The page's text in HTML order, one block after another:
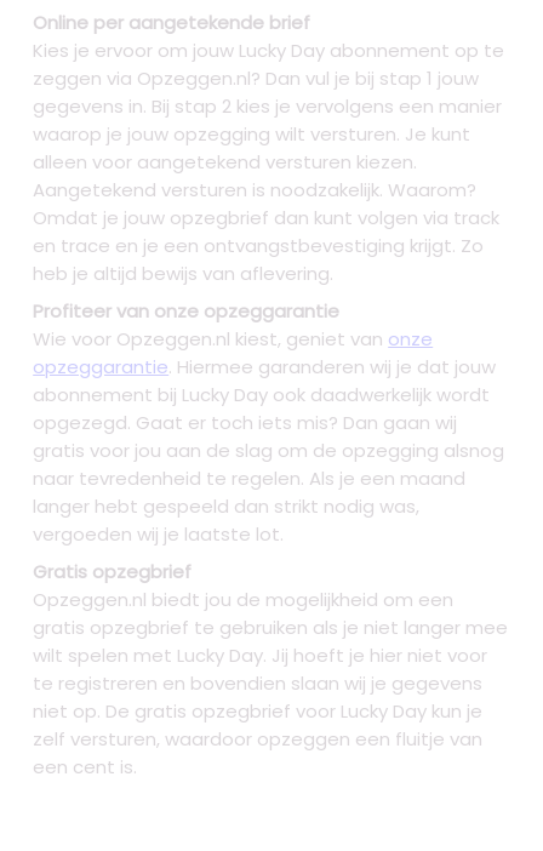
Online per aangetekende brief
Kies je ervoor om jouw Lucky Day abonnement op te
zeggen via Opzeggen.nl? Dan vul je bij stap 1 jouw
gegevens in. Bij stap 2 kies je vervolgens een manier
waarop je jouw opzegging wilt versturen. Je kunt
alleen voor aangetekend versturen kiezen.
Aangetekend versturen is noodzakelijk. Waarom?
Omdat je jouw opzegbrief dan kunt volgen via track
en trace en je een ontvangstbevestiging krijgt. Zo
heb je altijd bewijs van aflevering.
Profiteer van onze opzeggarantie
Wie voor Opzeggen.nl kiest, geniet van onze
opzeggarantie. Hiermee garanderen wij je dat jouw
abonnement bij Lucky Day ook daadwerkelijk wordt
opgezegd. Gaat er toch iets mis? Dan gaan wij
gratis voor jou aan de slag om de opzegging alsnog
naar tevredenheid te regelen. Als je een maand
langer hebt gespeeld dan strikt nodig was,
vergoeden wij je laatste lot.
Gratis opzegbrief
Opzeggen.nl biedt jou de mogelijkheid om een
gratis opzegbrief te gebruiken als je niet langer mee
wilt spelen met Lucky Day. Jij hoeft je hier niet voor
te registreren en bovendien slaan wij je gegevens
niet op. De gratis opzegbrief voor Lucky Day kun je
zelf versturen, waardoor opzeggen een fluitje van
een cent is.